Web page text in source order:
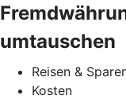
umtauschen
Reisen &
Kosten